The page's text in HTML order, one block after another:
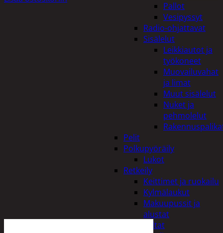
Pallot
Vesipyssyt
Radio-ohjattavat
Sisälelut
Leikkiautot ja
työkoneet
Muovailuvahat
ja limat
Muut sisälelut
Nuket ja
pehmolelut
Pelit
Polkupyöräily
Lukot
Retkeily
Keittimet ja ruokailu
Kylmälaukut
Makuupussit ja
alustat
Teltat